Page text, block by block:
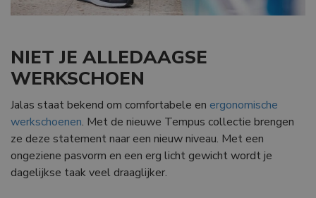
NIET JE ALLEDAAGSE
WERKSCHOEN
Jalas staat bekend om comfortabele en ergonomische
werkschoenen. Met de nieuwe Tempus collectie brengen
ze deze statement naar een nieuw niveau. Met een
ongeziene pasvorm en een erg licht gewicht wordt je
dagelijkse taak veel draaglijker.